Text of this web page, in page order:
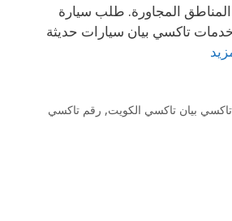
المناطق المجاورة. طلب سيارة
تاكسي بيان سيارات حديثة
تاكسي بيان تاكسي الكويت, رقم تاكسي